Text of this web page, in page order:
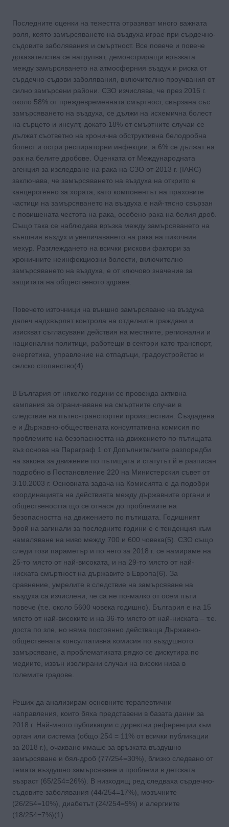
Последните оценки на тежестта отразяват много важната
роля, която замърсяването на въздуха играе при сърдечно-
съдовите заболявания и смъртност. Все повече и повече
доказателства се натрупват, демонстриращи връзката
между замърсяването на атмосферния въздух и риска от
сърдечно-съдови заболявания, включително проучвания от
силно замърсени райони. СЗО изчислява, че през 2016 г.
около 58% от преждевременната смъртност, свързана със
замърсяването на въздуха, се дължи на исхемична болест
на сърцето и инсулт, докато 18% от смъртните случаи се
дължат съответно на хронична обструктивна белодробна
болест и остри респираторни инфекции, а 6% се дължат на
рак на белите дробове. Оценката от Международната
агенция за изследване на рака на СЗО от 2013 г. (IARC)
заключава, че замърсяването на въздуха на открито е
канцерогенно за хората, като компонентът на праховите
частици на замърсяването на въздуха е най-тясно свързан
с повишената честота на рака, особено рака на белия дроб.
Също така се наблюдава връзка между замърсяването на
външния въздух и увеличаването на рака на пикочния
мехур. Разглеждането на всички рискови фактори за
хроничните неинфекциозни болести, включително
замърсяването на въздуха, е от ключово значение за
защитата на общественото здраве.
Повечето източници на външно замърсяване на въздуха
далеч надхвърлят контрола на отделните граждани и
изискват съгласувани действия на местните, регионални и
национални политици, работещи в сектори като транспорт,
енергетика, управление на отпадъци, градоустройство и
селско стопанство(4).
В България от няколко години се провежда активна
кампания за ограничаване на смъртните случаи в
следствие на пътно-транспортни произшествия. Създадена
е и Държавно-обществената консултативна комисия по
проблемите на безопасността на движението по пътищата
въз основа на Параграф 1 от Допълнителните разпоредби
на закона за движение по пътищата и статутът й е разписан
подробно в Постановление 220 на Министерския съвет от
3.10.2003 г. Основната задача на Комисията е да подобри
координацията на действията между държавните органи и
обществеността що се отнася до проблемите на
безопасността на движението по пътищата. Годишният
брой на загинали за последните години е с тенденция към
намаляване на ниво между 700 и 600 човека(5). СЗО също
следи този параметър и по него за 2018 г. се намираме на
25-то място от най-високата, и на 29-то място от най-
ниската смъртност на държавите в Европа(6). За
сравнение, умрелите в следствие на замърсяване на
въздуха са изчислени, че са не по-малко от осем пъти
повече (т.е. около 5600 човека годишно). България е на 15
място от най-високите и на 36-то място от най-ниската – т.е.
доста по зле, но няма постоянно действаща Държавно-
обществената консултативна комисия по въздушното
замърсяване, а проблематиката рядко се дискутира по
медиите, извън изолирани случаи на високи нива в
големите градове.
Реших да анализирам основните терапевтични
направления, които бяха представени в базата данни за
2018 г. Най-много публикации с директни референции към
орган или система (общо 254 = 11% от всички публикации
за 2018 г.), очаквано имаше за връзката въздушно
замърсяване и бял-дроб (77/254=30%), близко следвано от
темата въздушно замърсяване и проблеми в детската
възраст (65/254=26%). В низходящ ред следваха сърдечно-
съдовите заболявания (44/254=17%), мозъчните
(26/254=10%), диабетът (24/254=9%) и алергиите
(18/254=7%)(1).